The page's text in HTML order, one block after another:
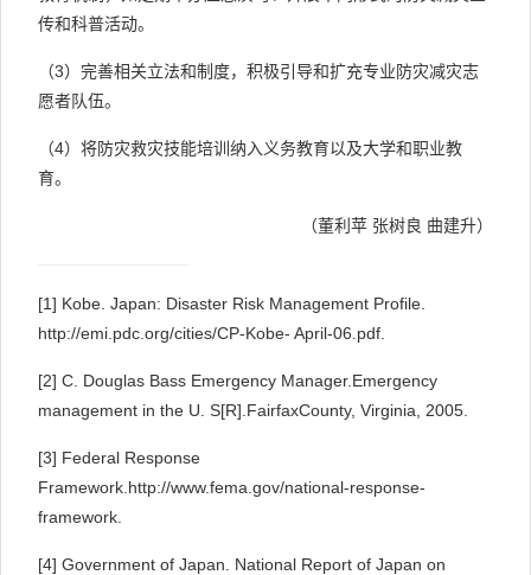
传和科普活动。
（3）完善相关立法和制度，积极引导和扩充专业防灾减灾志
愿者队伍。
（4）将防灾救灾技能培训纳入义务教育以及大学和职业教
育。
（董利苹 张树良 曲建升）
[1] Kobe. Japan: Disaster Risk Management Profile.
http://emi.pdc .org/cities/CP-Kobe- April-06.pdf.
[2] C. Douglas Bass Emergency Manager.Emergency
management in the U. S[R].FairfaxCounty, Virginia, 2005.
[3] Federal Response
Framework. http://www.fema.gov/national-response-
framework
[4] Government of Japan. National Report of Japan on